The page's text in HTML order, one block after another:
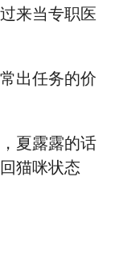
来当专职医
出任务的价
夏露露的话
猫咪状态